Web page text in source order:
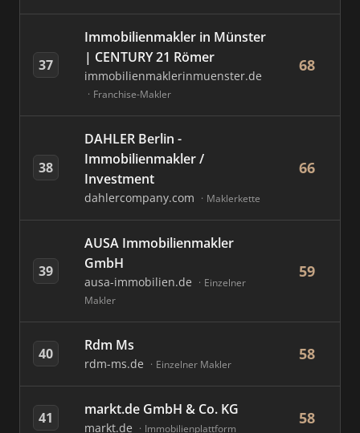
37
Immobilienmakler in Münster
| CENTURY 21 Römer
immobilienmaklerinmuenster.de
Franchise-Makler
68
38
DAHLER Berlin -
Immobilienmakler /
Investment
dahlercompany.com Maklerkette
66
39
AUSA Immobilienmakler
GmbH
ausa-immobilien.de
Einzelner
Makler
59
40 Rdm Ms
rdm-ms.de Einzelner Makler
58
41 markt.de GmbH & Co. KG
markt.de Immobilienplattform
58